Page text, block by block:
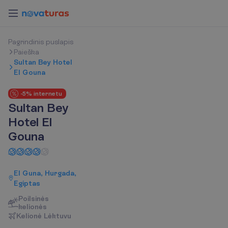
Pagrindinis puslapis
Paieška
Sultan Bey Hotel
El Gouna
-5% internetu
Sultan Bey
Hotel El
Gouna
El Guna, Hurgada,
Egiptas
Poilsinės
kelionės
Kelionė L ėktuvu